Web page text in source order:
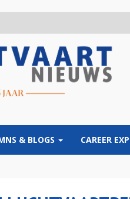
& BLOGS CAREER